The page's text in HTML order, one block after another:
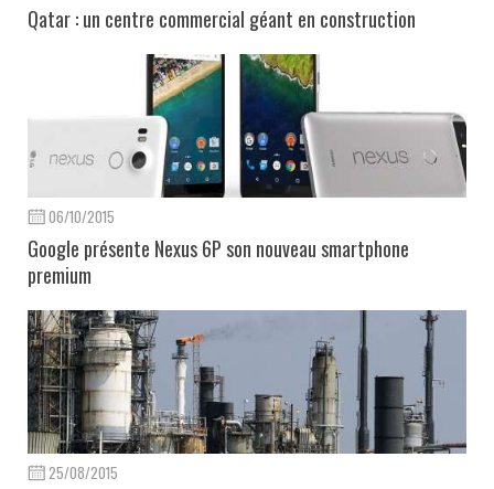
Qatar : un centre commercial géant en construction
06/10/2015
Google présente Nexus 6P son nouveau smartphone
premium
25/08/2015